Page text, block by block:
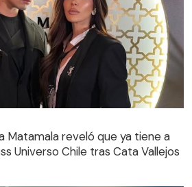
Matamala reveló que ya tiene a
Universo Chile tras Cata Vallejos